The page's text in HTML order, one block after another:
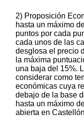
2) Proposición
hasta un máximo
puntos por cada
cada unos de las
desglosa el precio
la máxima
una baja del 15%.
considerar como
económicas cuya
debajo de la base
hasta un máximo
abierta en